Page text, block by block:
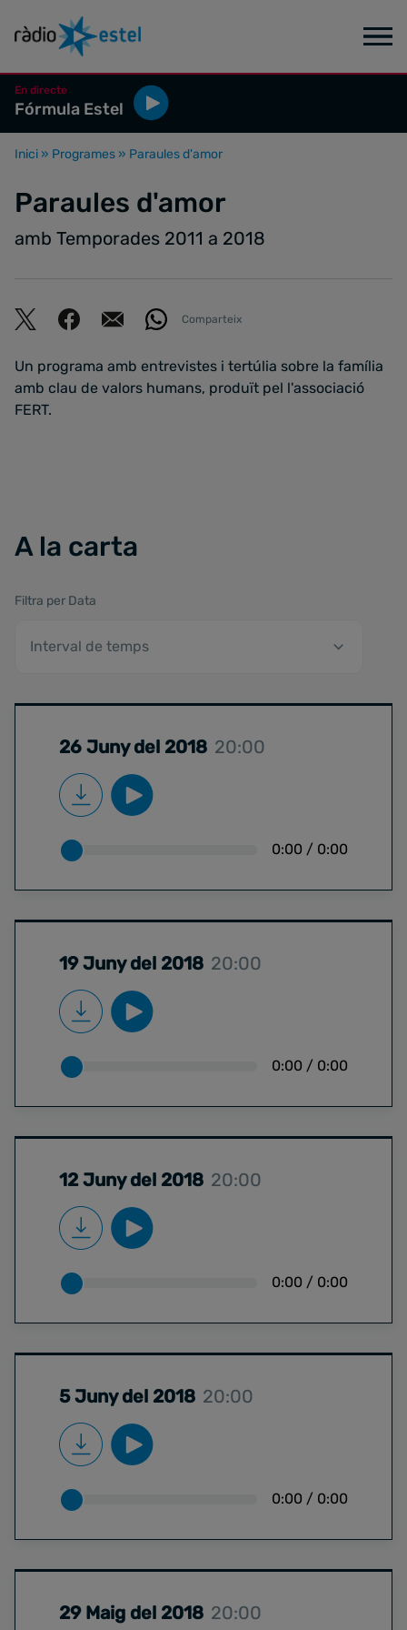
En directe
Fórmula Estel
Inici » Programes » Paraules d'amor
Paraules d'amor
amb Temporades 2011 a 2018
Comparteix
Un programa amb entrevistes i tertúlia sobre la família
amb clau de valors humans, produït pel l'associació
FERT.
A la carta
26 Juny del 2018 20:00
0:00 / 0:00
19 Juny del 2018 20:00
0:00 / 0:00
12 Juny del 2018 20:00
0:00 / 0:00
5 Juny del 2018 20:00
0:00 / 0:00
29 Maig del 2018 20:00
Filtra per Data